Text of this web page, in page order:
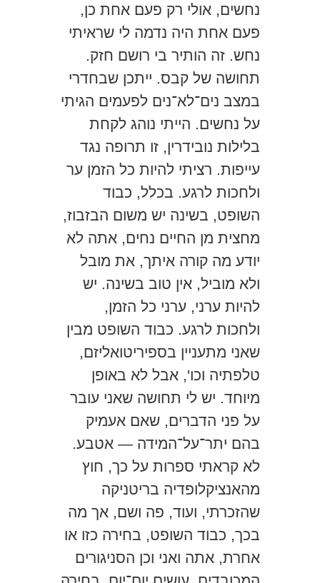
נחשים, אולי רק פעם אחת כן,
פעם אחת היה נדמה לי שראיתי
נחש. זה הותיר בי רושם חזק.
תחושה של קבס. ייתכן שבחדרי
במצב נים־לא־נים לפעמים הגיתי
על נחשים. הייתי נוהג לקחת
בלילות נובידרין, זו תרופה נגד
עייפות. רציתי להיות כל הזמן ער
ולחכות לרגע. בכלל, כבוד
השופט, בשינה יש משום הבזבוז,
מחצית מן החיים נחים, אתה לא
יודע מה קורה איתך, את מובל
ולא מוביל, אין טוב בשינה. יש
להיות ערני, ערני כל הזמן,
ולחכות לרגע. כבוד השופט מבין
שאני מתעניין בספיריטואליזם,
טלפתיה וכו', אבל לא באופן
מיוחד. יש לי תחושה שאני עובר
על פני הדברים, שאם אעמיק
בהם יתר־על־המידה — אטבע.
לא קראתי ספרות על כך, חוץ
מהאנציקלופדיה בריטניקה
שהזכרתי, ועוד, פה ושם, אך מה
בכך, כבוד השופט, בחירה כזו או
אחרת, אתה ואני וכן הסניגורים